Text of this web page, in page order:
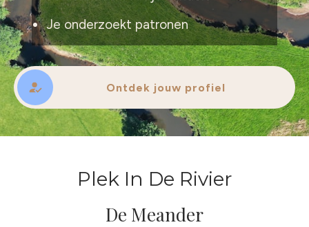
Je onderzoekt patronen
Ontdek jouw profiel
Plek In De Rivier
De Meander